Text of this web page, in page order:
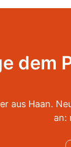
dem
aus Haan.
an: